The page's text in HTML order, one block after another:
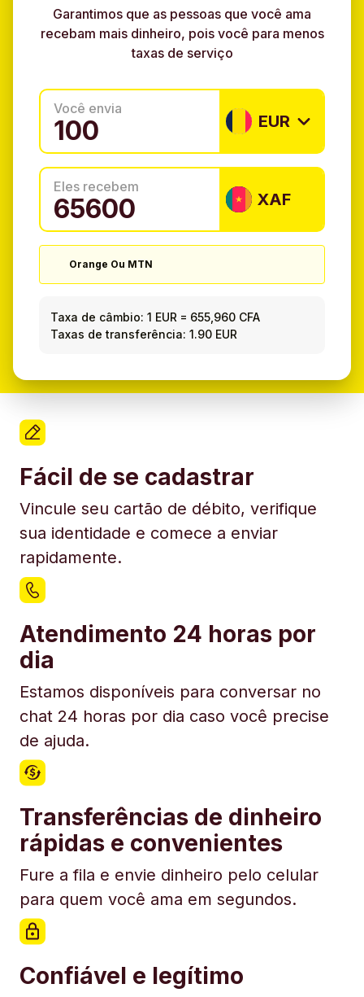
Garantimos que as pessoas que você ama
recebam mais dinheiro, pois você para menos
taxas de serviço
Você envia
EUR
Eles recebem
XAF
Orange Ou MTN
Taxa de câmbio: 1 EUR = 655,960 CFA
Taxas de transferência: 1.90 EUR
Fácil de se cadastrar
Vincule seu cartão de débito, verifique
sua identidade e comece a enviar
rapidamente.
Atendimento 24 horas por
dia
Estamos disponíveis para conversar no
chat 24 horas por dia caso você precise
de ajuda.
Transferências de dinheiro
rápidas e convenientes
Fure a fila e envie dinheiro pelo celular
para quem você ama em segundos.
Confiável e legítimo